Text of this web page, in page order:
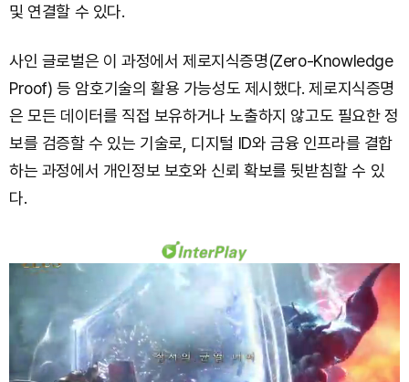
및 연결할 수 있다.
사인 글로벌은 이 과정에서 제로지식증명(Zero-Knowledge
Proof) 등 암호기술의 활용 가능성도 제시했다. 제로지식증명
은 모든 데이터를 직접 보유하거나 노출하지 않고도 필요한 정
보를 검증할 수 있는 기술로, 디지털 ID와 금융 인프라를 결합
하는 과정에서 개인정보 보호와 신뢰 확보를 뒷받침할 수 있
다.